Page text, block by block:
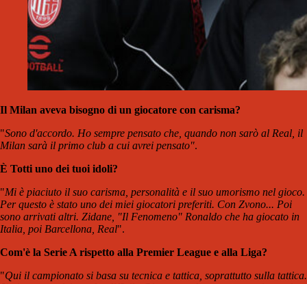
Il Milan aveva bisogno di un giocatore con carisma?
"Sono d'accordo. Ho sempre pensato che, quando non sarò al Real, il
Milan sarà il primo club a cui avrei pensato".
È Totti uno dei tuoi idoli?
"Mi è piaciuto il suo carisma, personalità e il suo umorismo nel gioco.
Per questo è stato uno dei miei giocatori preferiti. Con Zvono... Poi
sono arrivati altri. Zidane, "Il Fenomeno" Ronaldo che ha giocato in
Italia, poi Barcellona, Real".
Com'è la Serie A rispetto alla Premier League e alla Liga?
"Qui il campionato si basa su tecnica e tattica, soprattutto sulla tattica.